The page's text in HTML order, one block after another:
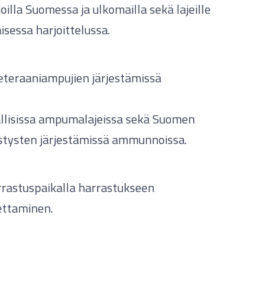
Suomessa ja ulkomailla sekä lajeille
harjoittelussa.
järjestämissä
ampumalajeissa sekä Suomen
järjestämissä ammunnoissa.
harrastukseen